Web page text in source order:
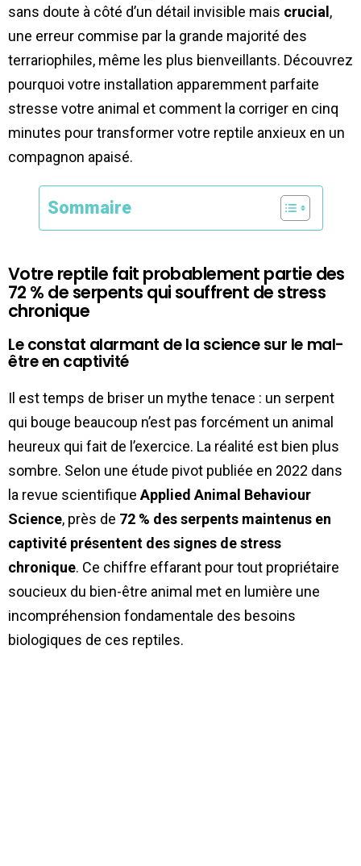
sans doute à côté d’un détail invisible mais crucial,
une erreur commise par la grande majorité des
terrariophiles, même les plus bienveillants. Découvrez
pourquoi votre installation apparemment parfaite
stresse votre animal et comment la corriger en cinq
minutes pour transformer votre reptile anxieux en un
compagnon apaisé.
Sommaire
Votre reptile fait probablement partie des
72 % de serpents qui souffrent de stress
chronique
Le constat alarmant de la science sur le mal-
être en captivité
Il est temps de briser un mythe tenace : un serpent
qui bouge beaucoup n’est pas forcément un animal
heureux qui fait de l’exercice. La réalité est bien plus
sombre. Selon une étude pivot publiée en 2022 dans
la revue scientifique Applied Animal Behaviour
Science, près de 72 % des serpents maintenus en
captivité présentent des signes de stress
chronique. Ce chiffre effarant pour tout propriétaire
soucieux du bien-être animal met en lumière une
incompréhension fondamentale des besoins
biologiques de ces reptiles.